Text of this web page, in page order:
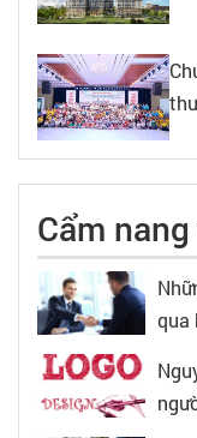
Cẩm
qua